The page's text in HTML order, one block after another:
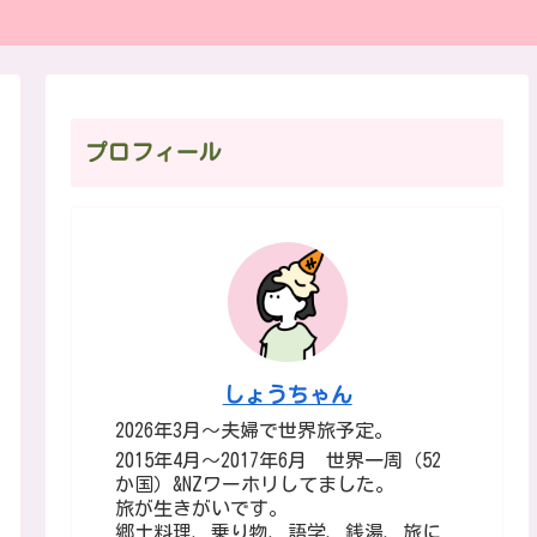
プロフィール
しょうちゃん
2026年3月～夫婦で世界旅予定。
2015年4月～2017年6月 世界一周（52
か国）&NZワーホリしてました。
旅が生きがいです。
郷土料理、乗り物、語学、銭湯、旅に